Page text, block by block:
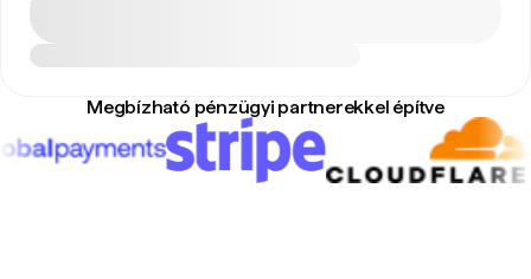
Megbízható pénzügyi partnerekkel építve